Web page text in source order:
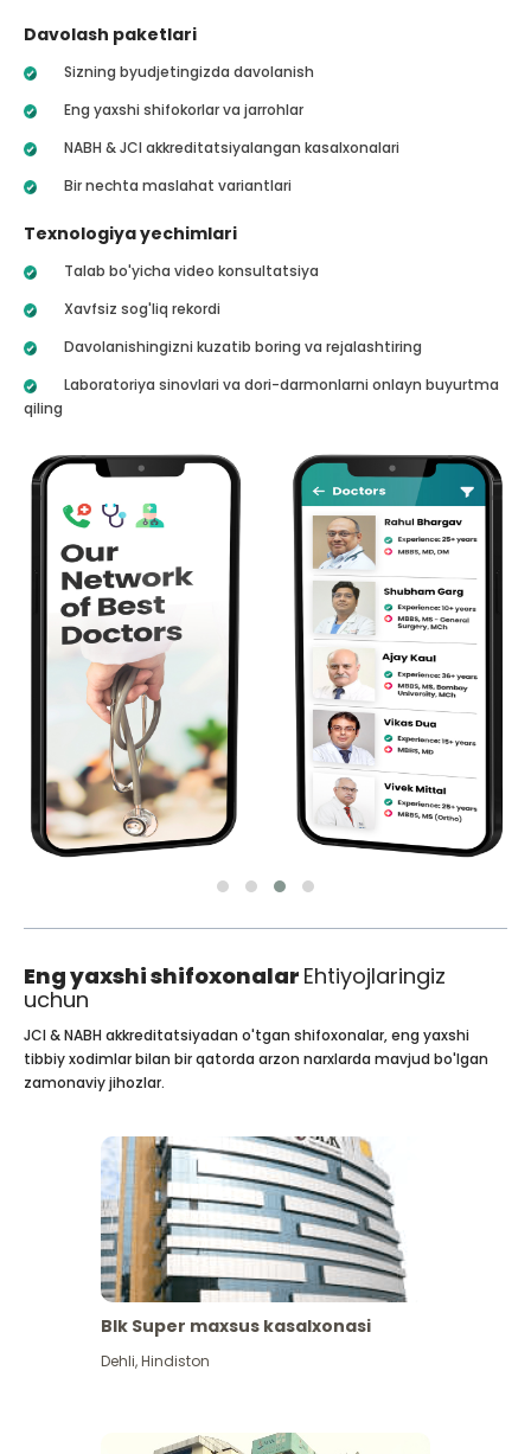
Davolash paketlari
Sizning byudjetingizda davolanish
Eng yaxshi shifokorlar va jarrohlar
NABH & JCI akkreditatsiyalangan kasalxonalari
Bir nechta maslahat variantlari
Texnologiya yechimlari
Talab bo'yicha video konsultatsiya
Xavfsiz sog'liq rekordi
Davolanishingizni kuzatib boring va rejalashtiring
Laboratoriya sinovlari va dori-darmonlarni onlayn buyurtma
qiling
Eng yaxshi shifoxonalar Ehtiyojlaringiz
uchun
JCI & NABH akkreditatsiyadan o'tgan shifoxonalar, eng yaxshi
tibbiy xodimlar bilan bir qatorda arzon narxlarda mavjud bo'lgan
zamonaviy jihozlar.
Blk Super maxsus kasalxonasi
Dehli,Hindiston